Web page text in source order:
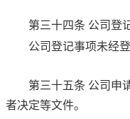
第三十四条 公司登
公司登记事项未经
第三十五条 公司申
者决定等文件。